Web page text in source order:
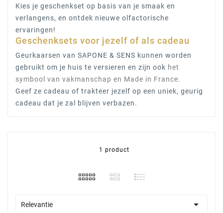
Kies je geschenkset op basis van je smaak en
verlangens, en ontdek nieuwe olfactorische
ervaringen!
Geschenksets voor jezelf of als cadeau
Geurkaarsen van SAPONE & SENS kunnen worden
gebruikt om je huis te versieren en zijn ook het
symbool van vakmanschap en Made in France.
Geef ze cadeau of trakteer jezelf op een uniek, geurig
cadeau dat je zal blijven verbazen.
1 product
Relevantie 